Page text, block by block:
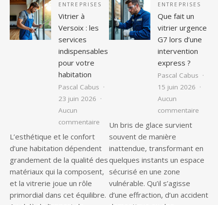
ENTREPRISES
Vitrier à
Versoix : les
services
indispensables
pour votre
habitation
Pascal Cabus
23 juin 2026
Aucun
commentaire sur Vitrier à Versoix : les services
L’esthétique et le confort
d’une habitation dépendent
grandement de la qualité des
matériaux qui la composent,
et la vitrerie joue un rôle
primordial dans cet équilibre.
ENTREPRISES
Que fait un
vitrier urgence
G7 lors d’une
intervention
express ?
Pascal Cabus
15 juin 2026
Aucun
commentaire
Un bris de glace survient
souvent de manière
inattendue, transformant en
quelques instants un espace
sécurisé en une zone
vulnérable. Qu’il s’agisse
d’une effraction, d’un accident